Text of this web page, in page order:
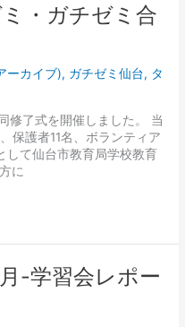
・ガチゼミ合
ーカイブ), ガチゼミ仙台, タ
修了式を開催しました。 当
保護者11名、ボランティア
して仙台市教育局学校教育
に
-学習会レポー